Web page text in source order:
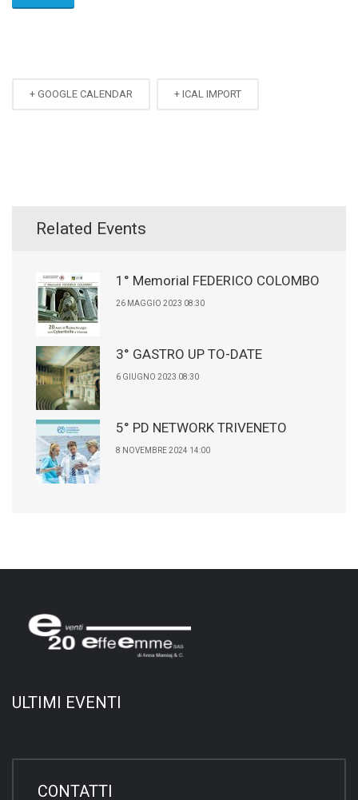
+ GOOGLE CALENDAR + ICAL IMPORT
Related Events
1° Memorial FEDERICO COLOMBO
26 MAGGIO 2023 08:30
3° GASTRO UP TO-DATE
6 GIUGNO 2023 08:30
5° PD NETWORK TRIVENETO
8 NOVEMBRE 2024 14:00
ULTIMI EVENTI
CONTATTI